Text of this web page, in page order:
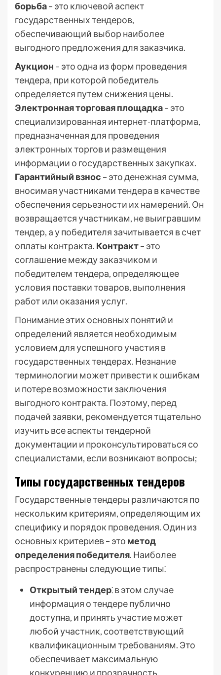
борьба– это ключевой аспект
государственных тендеров,
обеспечивающий выбор наиболее
выгодного предложения для заказчика.
Аукцион – это одна из форм проведения
тендера, при которой победитель
определяется путем снижения цены.
Электронная торговая площадка– это
специализированная интернет-платформа,
предназначенная для проведения
электронных торгов и размещения
информации о государственных закупках.
Гарантийный взнос – это денежная сумма,
вносимая участниками тендера в качестве
обеспечения серьезности их намерений. Он
возвращается участникам, не выигравшим
тендер, а у победителя зачитывается в счет
оплаты контракта. Контракт– это
соглашение между заказчиком и
победителем тендера, определяющее
условия поставки товаров, выполнения
работ или оказания услуг.
Понимание этих основных понятий и
определений является необходимым
условием для успешного участия в
государственных тендерах. Незнание
терминологии может привести к ошибкам
и потере возможности заключения
выгодного контракта. Поэтому, перед
подачей заявки, рекомендуется тщательно
изучить все аспекты тендерной
документации и проконсультироваться со
специалистами, если возникают вопросы;
Типы государственных тендеров
Государственные тендеры различаются по
нескольким критериям, определяющим их
специфику и порядок проведения. Один из
основных критериев – это метод
определения победителя. Наиболее
распространены следующие типы⁚
Открытый тендер⁚ в этом случае
информация о тендере публично
доступна, и принять участие может
любой участник, соответствующий
квалификационным требованиям. Это
обеспечивает максимальную
конкуренцию и прозрачность.